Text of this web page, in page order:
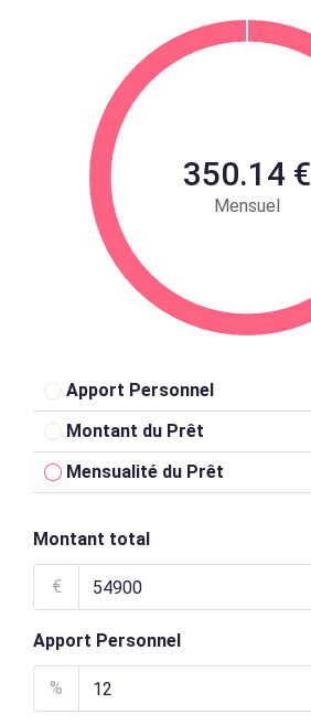
350.14 €
Mensuel
Apport Personnel
Montant du Prêt
Mensualité du Prêt
Montant total
€
Apport Personnel
%